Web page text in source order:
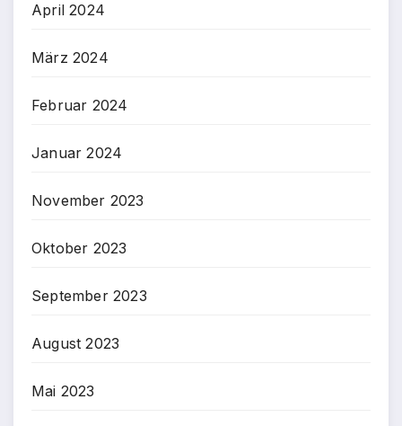
April 2024
März 2024
Februar 2024
Januar 2024
November 2023
Oktober 2023
September 2023
August 2023
Mai 2023